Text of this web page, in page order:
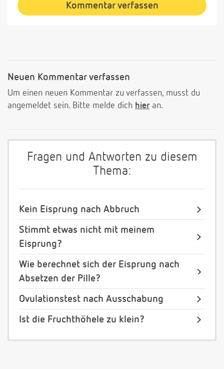
Kommentar verfassen
Neuen Kommentar verfassen
Um einen neuen Kommentar zu verfassen, musst du
angemeldet sein. Bitte melde dich hier an.
Fragen und Antworten zu diesem
Thema:
Kein Eisprung nach Abbruch
Stimmt etwas nicht mit meinem
Eisprung?
Wie berechnet sich der Eisprung nach
Absetzen der Pille?
Ovulationstest nach Ausschabung
Ist die Fruchthöhele zu klein?